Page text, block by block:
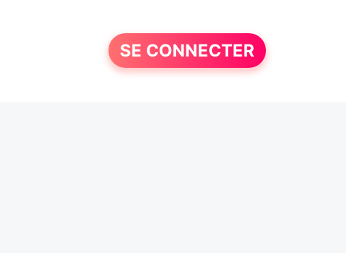
SE CONNECTER